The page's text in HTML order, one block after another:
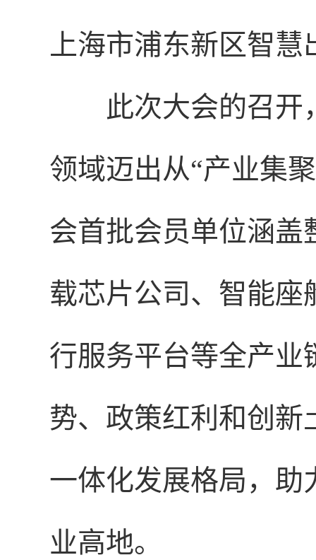
上海市浦东新区智
此次大会的召
领域迈出从“产业集
会首批会员单位涵
载芯片公司、智能
行服务平台等全产业
势、政策红利和创新
一体化发展格局，助
业高地。